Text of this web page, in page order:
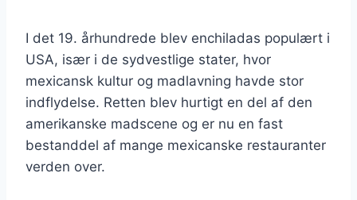
I det 19. århundrede blev enchiladas populært i
USA, især i de sydvestlige stater, hvor
mexicansk kultur og madlavning havde stor
indflydelse. Retten blev hurtigt en del af den
amerikanske madscene og er nu en fast
bestanddel af mange mexicanske restauranter
verden over.